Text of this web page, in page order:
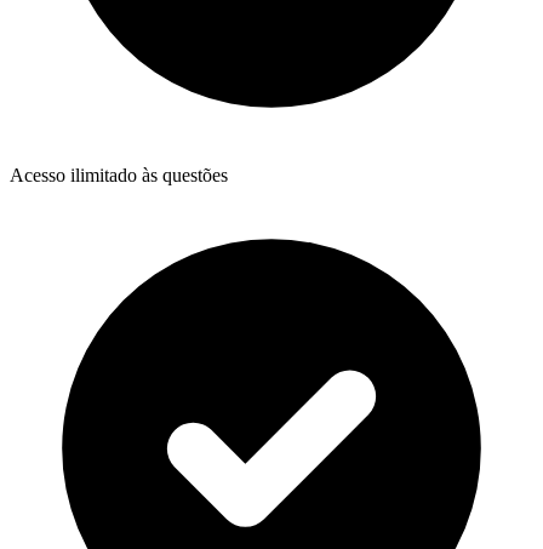
Acesso ilimitado às questões